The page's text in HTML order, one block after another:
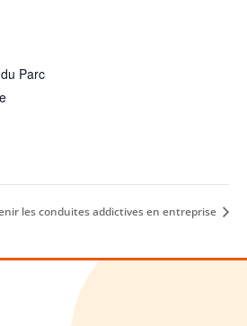
Parc
les conduites addictives en entreprise